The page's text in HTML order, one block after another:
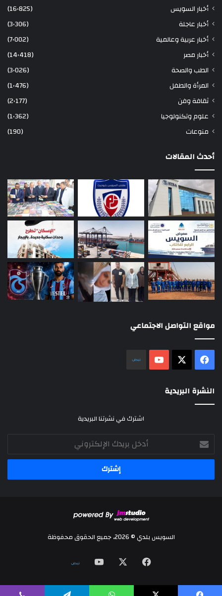
أخبار السويس
(16٬825)
أخبار عاجلة
(3٬306)
أخبار عربية وعالمية
(7٬002)
أخبار مصر
(14٬418)
الطب والصحة
(3٬026)
المرأة والطفل
(1٬476)
ثقافة وفن
(2٬177)
علوم وتكنولوجيا
(1٬362)
منوعات
(190)
أحدث المقالات
مواقع التواصل الاجتماعي
فيسبوك ‫YouTube
النشرة البريدية
اشترك في نشرتنا البريدية
أدخل
بريدك
الإلكتروني
السويس بلدي © 2026، جميع الحقوق محفوظة
فيسبوك ‫YouTube